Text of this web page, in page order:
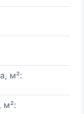
м²:
м²: